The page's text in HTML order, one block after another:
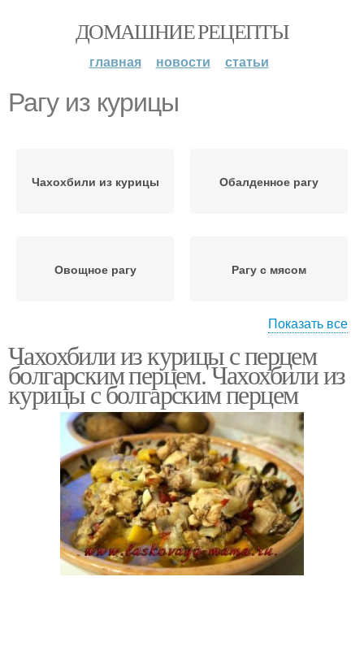
ДОМАШНИЕ РЕЦЕПТЫ
главная новости статьи
Рагу из курицы
Чахохбили из курицы Обалденное рагу
Овощное рагу Рагу с мясом
Курица с картошкой Соус с курицей
Рагу в рукаве Курица с кабачками
Показать все
Чахохбили из курицы с перцем
болгарским перцем. Чахохбили из
курицы с болгарским перцем